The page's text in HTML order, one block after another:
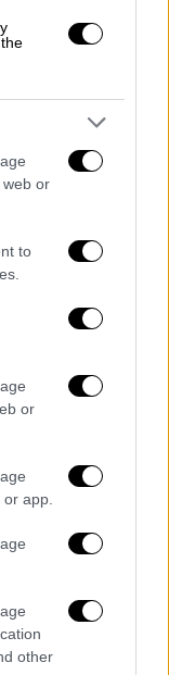
web or
to
or
app.
other
αυτός
σφαίρα
τη